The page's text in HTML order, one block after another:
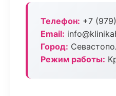
Телефон: +7
Email:
Город:
Режим работы: